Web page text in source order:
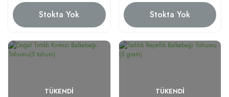
Stokta Yok Stokta Yok
TÜKENDI TÜKENDI